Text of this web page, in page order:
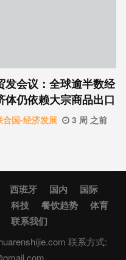
发会议：全球逾半数经
体仍依赖大宗商品出口
合国-经济发展 3 周 之前
西班牙 国内
国际
科技 餐饮趋势
体育
联系我们
联系方式: